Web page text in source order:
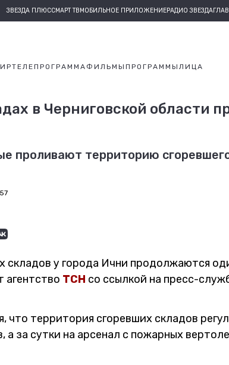
ЗВЕЗДА ПЛЮССМАРТ ТВМОБИЛЬНОЕ ПРИЛОЖЕНИЕРАДИО ЗВЕЗДА
ТЕЛЕПРОГРАММАФИЛЬМЫ ПРОГРАММЫ ЛИЦА
в Черниговской области
проливают территорию
складов у города Ични продолжаются
агентство ТСН со ссылкой на пресс-
что территория сгоревших складов
а за сутки на арсенал с пожарных